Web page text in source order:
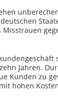
Jahren.
Kunden zu
hohen